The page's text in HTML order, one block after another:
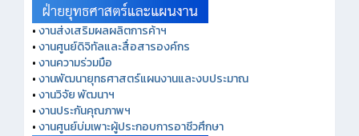
•งานส่งเสริมผลผลิตการค้าฯ
•งานศูนย์ดิจิทัลและสื่อสารองค์กร
•งานความร่วมมือ
•งานพัฒนายุทธศาสตร์แผนงานและงบประมาณ
•งานวิจัย พัฒนาฯ
•งานประกันคุณภาพฯ
•งานศูนย์บ่มเพาะผู้ประกอบการอาชีวศึกษา